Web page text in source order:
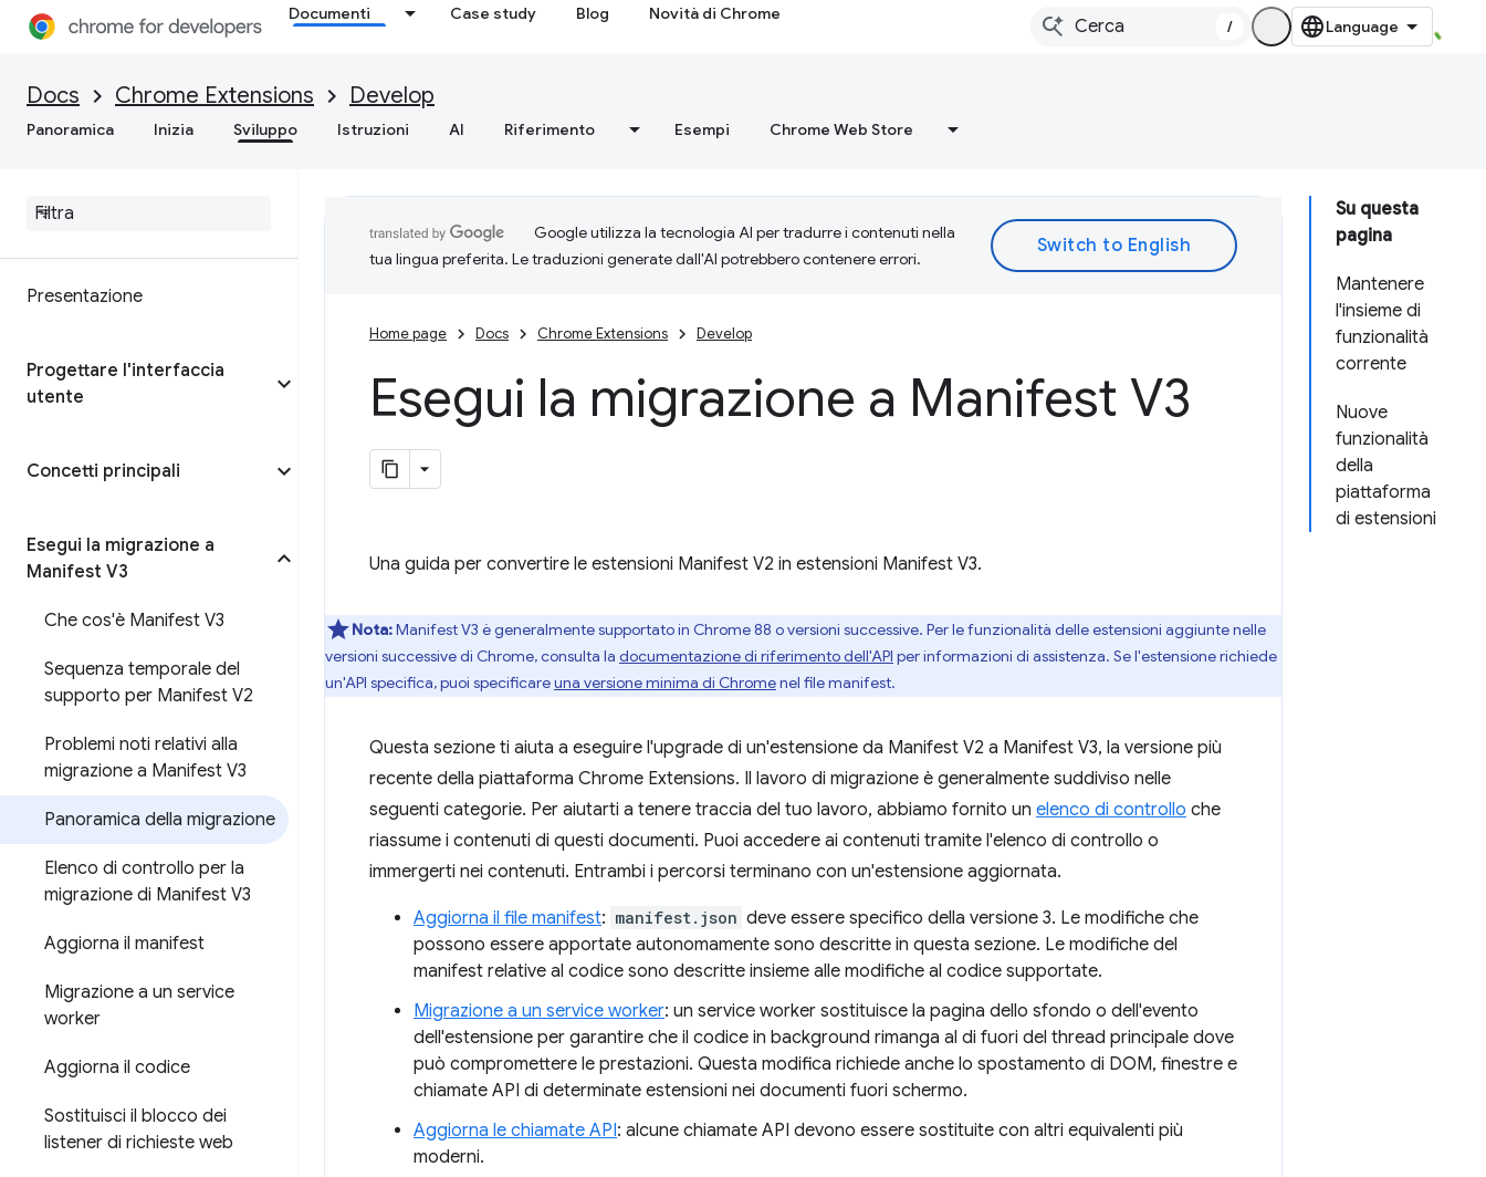
Documenti Case study Blog Novità di Chrome
/
Docs Chrome Extensions Develop
Panoramica Inizia Sviluppo Istruzioni AI Riferimento Esempi Chrome Web Store
Presentazione
Progettare l'interfaccia
utente
Concetti principali
Esegui la migrazione a
Manifest V3
Che cos'è Manifest V3
Sequenza temporale del
supporto per Manifest V2
Problemi noti relativi alla
migrazione a Manifest V3
Panoramica della migrazione
Elenco di controllo per la
migrazione di Manifest V3
Aggiorna il manifest
Migrazione a un service
worker
Aggiorna il codice
Sostituisci il blocco dei
listener di richieste web
Su questa
pagina
Mantenere
l'insieme di
funzionalità
corrente
Nuove
funzionalità
della
piattaforma
di estensioni
Google utilizza la tecnologia AI per tradurre i contenuti nella
tua lingua preferita. Le traduzioni generate dall'AI potrebbero contenere errori.
Home page Docs Chrome Extensions Develop
Esegui la migrazione a Manifest V3
Una guida per convertire le estensioni Manifest V2 in estensioni Manifest V3.
Nota:Manifest V3 è generalmente supportato in Chrome 88 o versioni successive. Per le funzionalità delle estensioni aggiunte nelle
versioni successive di Chrome, consulta la documentazione di riferimento dell'API per informazioni di assistenza. Se l'estensione richiede
un'API specifica, puoi specificareuna versione minima di Chromenel file manifest.
Questa sezione ti aiuta a eseguire l'upgrade di un'estensione da Manifest V2 a Manifest V3, la versione più
recente della piattaforma Chrome Extensions. Il lavoro di migrazione è generalmente suddiviso nelle
seguenti categorie. Per aiutarti a tenere traccia del tuo lavoro, abbiamo fornito un elenco di controllo che
riassume i contenuti di questi documenti. Puoi accedere ai contenuti tramite l'elenco di controllo o
immergerti nei contenuti. Entrambi i percorsi terminano con un'estensione aggiornata.
Aggiorna il file manifest: manifest.json deve essere specifico della versione 3. Le modifiche che
possono essere apportate autonomamente sono descritte in questa sezione. Le modifiche del
manifest relative al codice sono descritte insieme alle modifiche al codice supportate.
Migrazione a un service worker: un service worker sostituisce la pagina dello sfondo o dell'evento
dell'estensione per garantire che il codice in background rimanga al di fuori del thread principale dove
può compromettere le prestazioni. Questa modifica richiede anche lo spostamento di DOM, finestre e
chiamate API di determinate estensioni nei documenti fuori schermo.
Aggiorna le chiamate API: alcune chiamate API devono essere sostituite con altri equivalenti più
moderni.